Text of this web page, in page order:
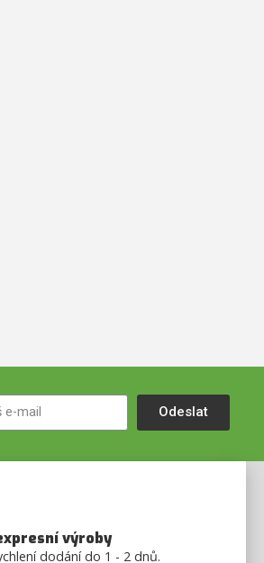
Odeslat
výroby
dodání do 1 - 2 dnů.